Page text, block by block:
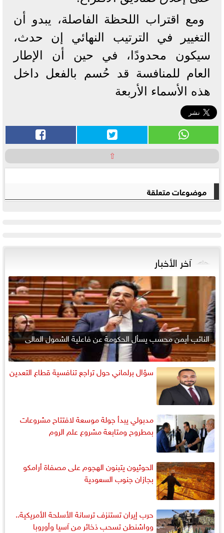
ومع اقتراب اللحظة الفاصلة، يبدو أن
التغيير في الترتيب النهائي إن حدث،
سيكون محدودًا، في حين أن الإطار
العام للمنافسة قد حُسم بالفعل داخل
هذه الأسماء الأربعة
⇧
موضوعات متعلقة
آخر الأخبار
النائب أيمن محسب يسأل الحكومة عن فاعلية الشمول المالي
سؤال برلماني حول تراجع تنافسية قطاع التعدين
مدبولي يبدأ جولة موسعة لافتتاح مشروعات
بمطروح ومتابعة مشروع علم الروم
الحوثيون يتبنون الهجوم على مصفاة أرامكو
بجازان جنوب السعودية
حرب إيران تستنزف ترسانة الأسلحة الأمريكية..
وواشنطن تسحب ذخائر من آسيا وأوروبا